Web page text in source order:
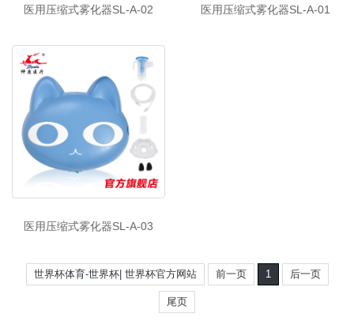
医用压缩式雾化器SL-A-02 医用压缩式雾化器SL-A-01
医用压缩式雾化器SL-A-03
世界杯体育-世界杯| 世界杯官方网站 前一页 1 后一页
尾页